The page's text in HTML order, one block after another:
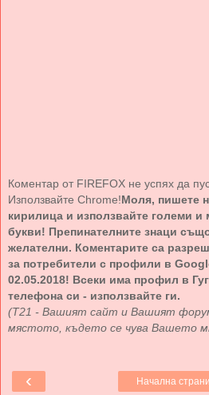
Коментар от FIREFOX не успях да
Използвайте Chrome!Моля, пишете
кирилица и използвайте големи и
букви! Препинателните знаци
желателни. Коментарите са
за потребители с профили в
02.05.2018! Всеки има профил в
телефона си - използвайте ги.
(Т21 - Вашият сайт и Вашият
мястото, където се чува Вашето
‹ Начална